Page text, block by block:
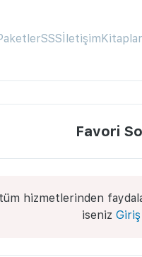
SSSİletişimKitaplar
Favori
tüm hizmetlerinden
iseniz Giriş